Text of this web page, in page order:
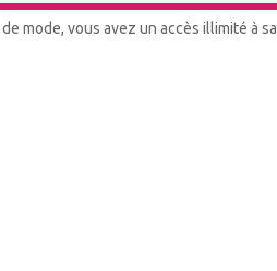
mode, vous avez un accès illimité à sa